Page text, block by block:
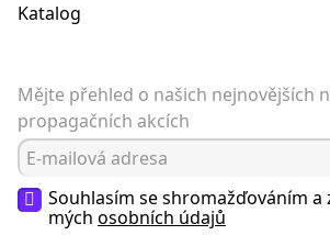
Katalog
Mějte přehled o našich nejnovějších
propagačních akcích
Souhlasím se shromažďováním a
mých osobních údajů